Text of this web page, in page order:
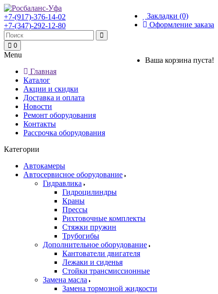
Закладки (0)
Оформление заказа
+7-(917)-376-14-02
+7-(347)-292-12-80
0
Ваша корзина пуста!
Menu
Главная
Каталог
Акции и скидки
Доставка и оплата
Новости
Ремонт оборудования
Контакты
Рассрочка оборудования
Категории
Автокамеры
Автосервисное оборудование
Гидравлика
Гидроцилиндры
Краны
Прессы
Рихтовочные комплекты
Стяжки пружин
Трубогибы
Дополнительное оборудование
Кантователи двигателя
Лежаки и сиденья
Стойки трансмиссионные
Замена масла
Замена тормозной жидкости